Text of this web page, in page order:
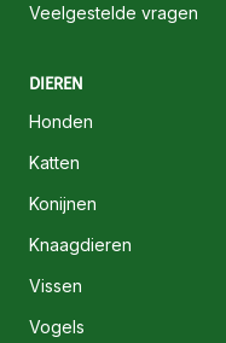
Veelgestelde vragen
DIEREN
Honden
Katten
Konijnen
Knaagdieren
Vissen
Vogels